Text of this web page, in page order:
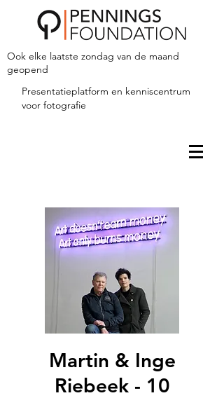
Ook elke laatste zondag van de maand
geopend
Presentatieplatform en kenniscentrum
voor fotografie
Martin & Inge
Riebeek - 10